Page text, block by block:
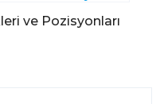
ve Pozisyonları